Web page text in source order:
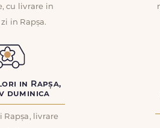
cu livrare in
in Rapșa.
in Rapșa,
duminica
Rapșa, livrare